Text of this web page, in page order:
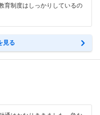
育制度はしっかりしているの
見る